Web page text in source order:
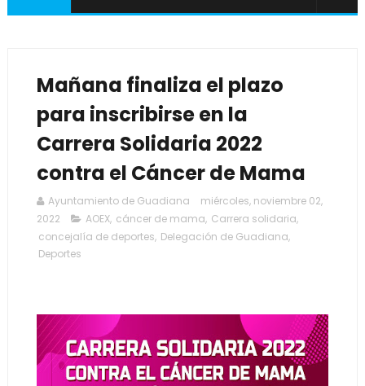
Mañana finaliza el plazo
para inscribirse en la
Carrera Solidaria 2022
contra el Cáncer de Mama
Ayuntamiento de Guadiana
miércoles, noviembre 02,
2022
AOEX, cáncer de mama, Carrera solidaria,
concejalía de deportes, Delegación de Guadiana,
Deportes